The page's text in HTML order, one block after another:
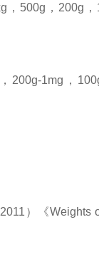
500g，200g
200g-1mg，
）《Weights